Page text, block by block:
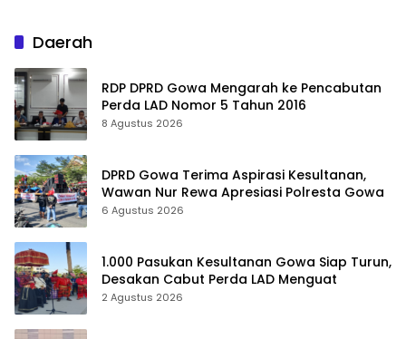
Daerah
RDP DPRD Gowa Mengarah ke Pencabutan
Perda LAD Nomor 5 Tahun 2016
8 Agustus 2026
DPRD Gowa Terima Aspirasi Kesultanan,
Wawan Nur Rewa Apresiasi Polresta Gowa
6 Agustus 2026
1.000 Pasukan Kesultanan Gowa Siap Turun,
Desakan Cabut Perda LAD Menguat
2 Agustus 2026